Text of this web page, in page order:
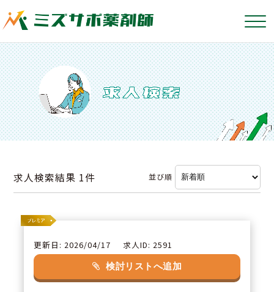
求人検索結果 1件 並び順
更新日: 2026/04/17 求人ID: 2591
検討リストへ追加